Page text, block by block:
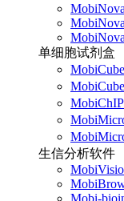
单细胞试剂盒
生信分析软件
Mobi-